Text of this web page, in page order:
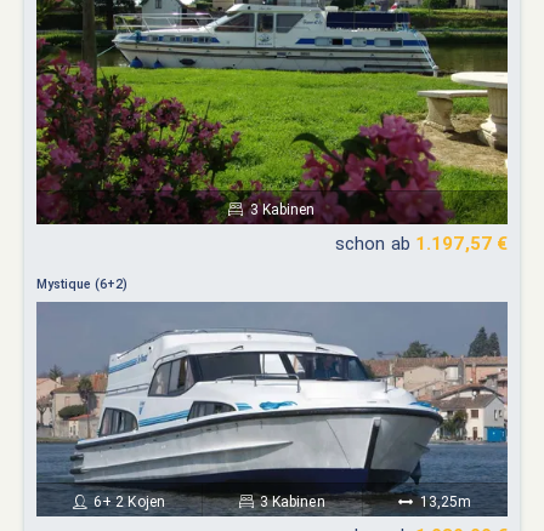
3 Kabinen
schon ab 1.197,57 €
Mystique (6+2)
6+ 2 Kojen 3 Kabinen 13,25m